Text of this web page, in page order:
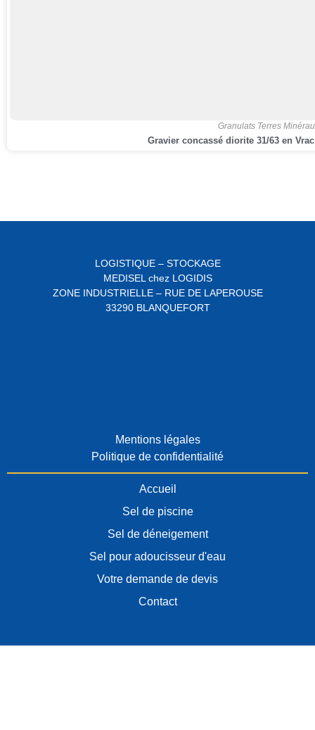
Granulats Terres
Gravier concassé diorite 31/63 en
LOGISTIQUE – STOCKAGE
MEDISEL chez LOGIDIS
ZONE INDUSTRIELLE – RUE DE LAPEROUSE
33290 BLANQUEFORT
Mentions légales
Politique de confidentialité
Accueil
Sel de piscine
Sel de déneigement
Sel pour adoucisseur d'eau
Votre demande de devis
Contact